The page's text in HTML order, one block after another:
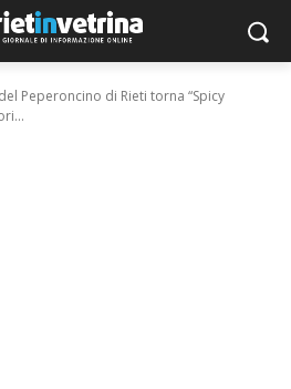
Peperoncino di Rieti torna “Spicy